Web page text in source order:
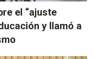
el “ajuste
y llamó a